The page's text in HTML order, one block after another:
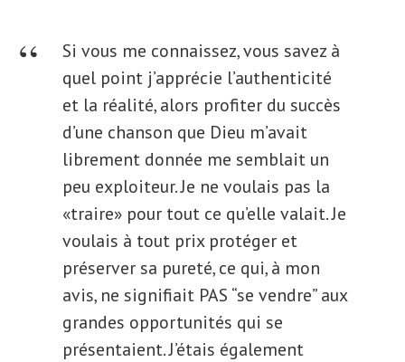
Si vous me connaissez, vous savez à
quel point j’apprécie l’authenticité
et la réalité, alors profiter du succès
d’une chanson que Dieu m’avait
librement donnée me semblait un
peu exploiteur. Je ne voulais pas la
«traire» pour tout ce qu’elle valait. Je
voulais à tout prix protéger et
préserver sa pureté, ce qui, à mon
avis, ne signifiait PAS “se vendre” aux
grandes opportunités qui se
présentaient. J’étais également